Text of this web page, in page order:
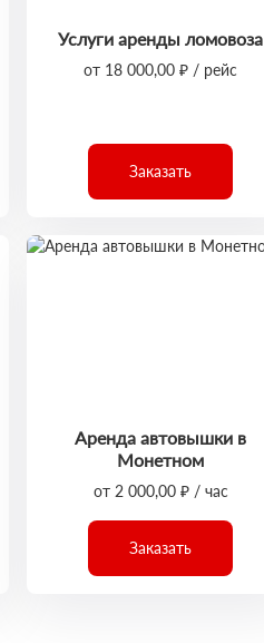
Услуги аренды ломовоза
от 18 000,00 ₽ / рейс
Заказать
Аренда автовышки в
Монетном
от 2 000,00 ₽ / час
Заказать